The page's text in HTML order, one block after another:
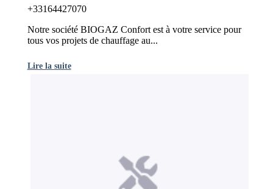
+33164427070
Notre société BIOGAZ Confort est à votre service pour
tous vos projets de chauffage au...
Lire la suite